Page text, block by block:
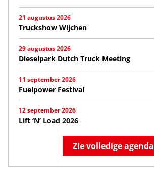
21 augustus 2026
Truckshow Wijchen
29 augustus 2026
Dieselpark Dutch Truck Meeting
11 september 2026
Fuelpower Festival
12 september 2026
Lift ‘N’ Load 2026
Zie volledige agenda